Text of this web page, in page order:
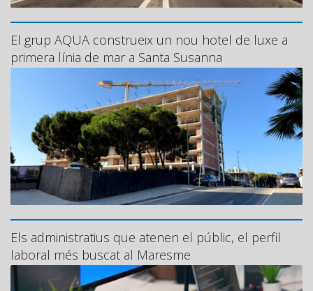
El grup AQUA construeix un nou hotel de luxe a
primera línia de mar a Santa Susanna
Els administratius que atenen el públic, el perfil
laboral més buscat al Maresme